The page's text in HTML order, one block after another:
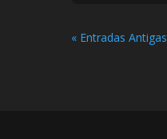
« Entradas Antigas